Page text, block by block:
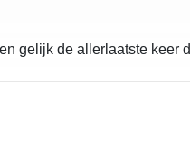
gelijk de allerlaatste keer